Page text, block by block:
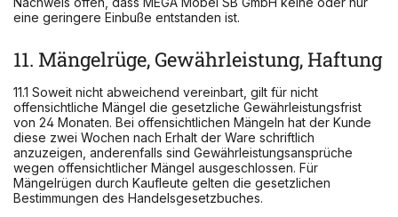
eine geringere Einbuße entstanden ist.
11. Mängelrüge, Gewährleistung, Haftung
11.1 Soweit nicht abweichend vereinbart, gilt für nicht
offensichtliche Mängel die gesetzliche Gewährleistungsfrist
von 24 Monaten. Bei offensichtlichen Mängeln hat der Kunde
diese zwei Wochen nach Erhalt der Ware schriftlich
anzuzeigen, anderenfalls sind Gewährleistungsansprüche
wegen offensichtlicher Mängel ausgeschlossen. Für
Mängelrügen durch Kaufleute gelten die gesetzlichen
Bestimmungen des Handelsgesetzbuches.